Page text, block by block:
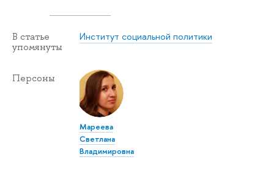
В статье
упомянуты
Институт социальной политики
Персоны
Мареева
Светлана
Владимировна